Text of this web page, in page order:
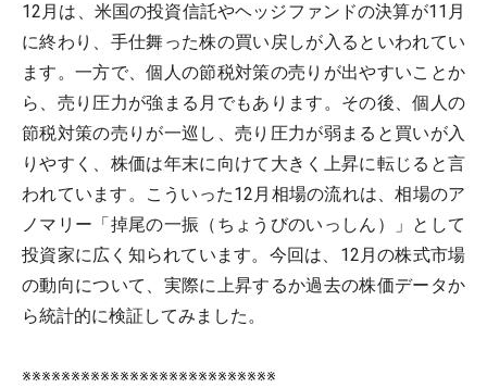
12月は、米国の投資信託やヘッジファンドの決算が11月
に終わり、手仕舞った株の買い戻しが入るといわれてい
ます。一方で、個人の節税対策の売りが出やすいことか
ら、売り圧力が強まる月でもあります。その後、個人の
節税対策の売りが一巡し、売り圧力が弱まると買いが入
りやすく、株価は年末に向けて大きく上昇に転じると言
われています。こういった12月相場の流れは、相場のア
ノマリー「掉尾の一振（ちょうびのいっしん）」として
投資家に広く知られています。今回は、12月の株式市場
の動向について、実際に上昇するか過去の株価データか
ら統計的に検証してみました。
※※※※※※※※※※※※※※※※※※※※※※※※※※